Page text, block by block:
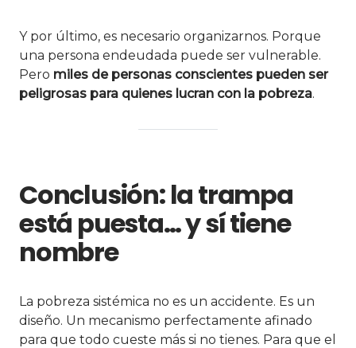
Y por último, es necesario organizarnos. Porque
una persona endeudada puede ser vulnerable.
Pero miles de personas conscientes pueden ser
peligrosas para quienes lucran con la pobreza.
Conclusión: la trampa
está puesta… y sí tiene
nombre
La pobreza sistémica no es un accidente. Es un
diseño. Un mecanismo perfectamente afinado
para que todo cueste más si no tienes. Para que el